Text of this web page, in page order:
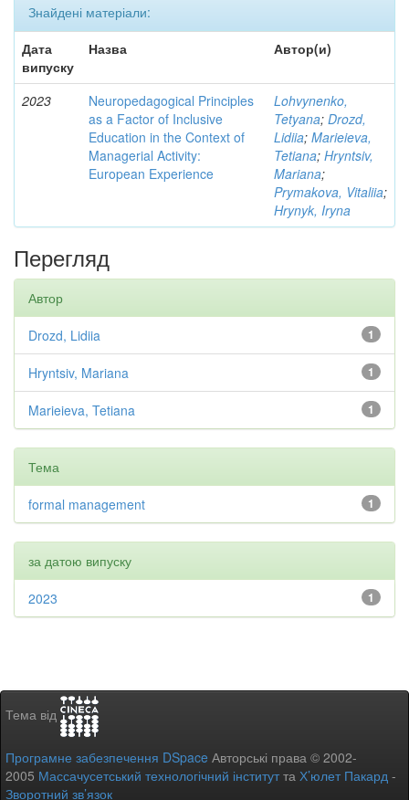
Знайдені матеріали:
Дата
випуску
Назва Автор(и)
2023
Neuropedagogical Principles
as a Factor of Inclusive
Education in the Context of
Managerial Activity:
European Experience
Lohvynenko,
Tetyana; Drozd,
Lidiia; Marieieva,
Tetiana; Hryntsiv,
Mariana;
Prymakova, Vitaliia;
Hrynyk, Iryna
Перегляд
Автор
1
Drozd, Lidiia
1
Hryntsiv, Mariana
1
Marieieva, Tetiana
Тема
1
formal management
за датою випуску
1
2023
Тема від
Програмне забезпечення DSpace Авторські права © 2002-
2005 Массачусетський технологічний інститутта Х’юлет Пакард -
Зворотний зв’язок